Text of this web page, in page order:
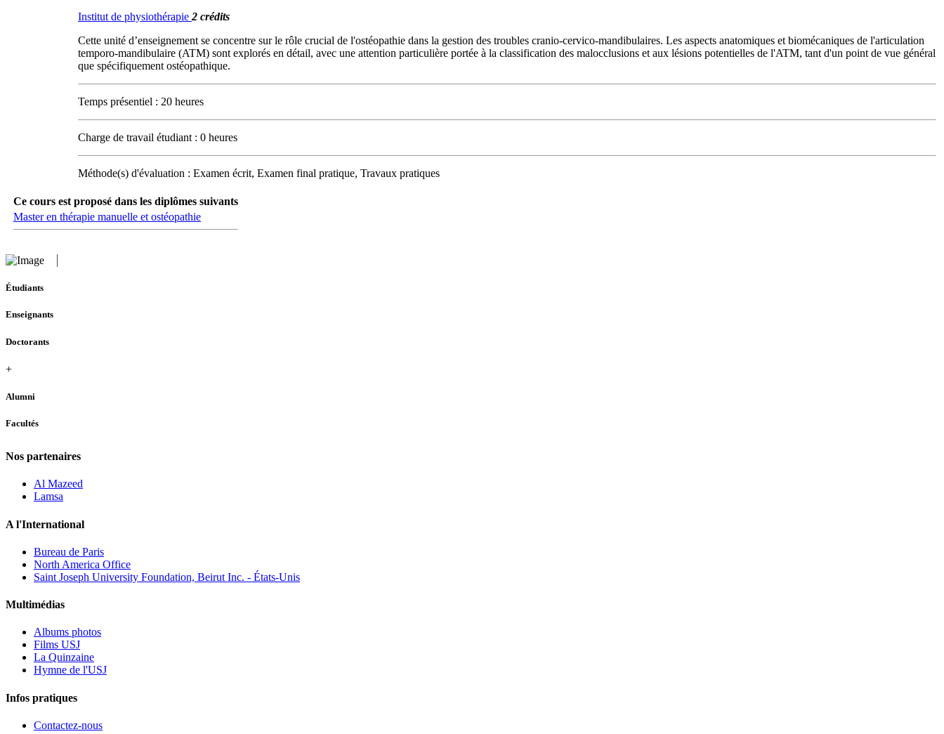
Institut de physiothérapie 2 crédits
Cette unité d’enseignement se concentre sur le rôle crucial de l'ostéopathie dans la gestion des troubles cranio-cervico-mandibulaires. Les aspects anatomiques et biomécaniques de l'articulation
temporo-mandibulaire (ATM) sont explorés en détail, avec une attention particulière portée à la classification des malocclusions et aux lésions potentielles de l'ATM, tant d'un point de vue général
que spécifiquement ostéopathique.
Temps présentiel : 20 heures
Charge de travail étudiant : 0 heures
Méthode(s) d'évaluation : Examen écrit, Examen final pratique, Travaux pratiques
Ce cours est proposé dans les diplômes suivants
Master en thérapie manuelle et ostéopathie
Étudiants
Enseignants
Doctorants
+
Alumni
Facultés
Nos partenaires
Al Mazeed
Lamsa
A l'International
Bureau de Paris
North America Office
Saint Joseph University Foundation, Beirut Inc. - États-Unis
Multimédias
Albums photos
Films USJ
La Quinzaine
Hymne de l'USJ
Infos pratiques
Contactez-nous